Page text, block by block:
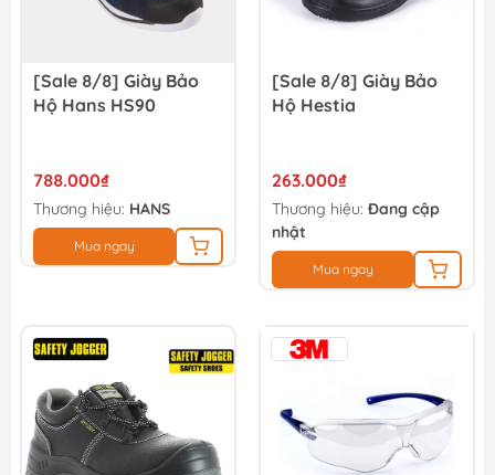
[Sale 8/8] Giày Bảo
Hộ Hans HS90
788.000₫
Thương hiệu: HANS
Mua ngay
[Sale 8/8] Giày Bảo
Hộ Hestia
263.000₫
Thương hiệu: Đang cập
nhật
Mua ngay